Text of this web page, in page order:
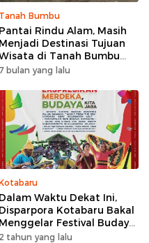
Tanah Bumbu
Pantai Rindu Alam, Masih
Menjadi Destinasi Tujuan
di Tanah Bumbu
Rindangnya Pohon
bulan yang lalu
Dalam Waktu Dekat Ini,
Disparpora Kotabaru Bakal
Menggelar Festival Budaya
Saijaan 2024
2 tahun yang lalu